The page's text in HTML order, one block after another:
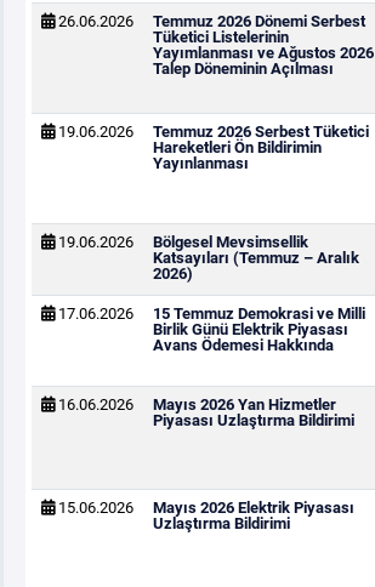
26.06.2026
Temmuz 2026 Dönemi Serbest
Tüketici Listelerinin
Yayımlanması ve Ağustos 2026
Talep Döneminin Açılması
19.06.2026
Temmuz 2026 Serbest Tüketici
Hareketleri Ön Bildirimin
Yayınlanması
19.06.2026
Bölgesel Mevsimsellik
Katsayıları (Temmuz – Aralık
2026)
17.06.2026
15 Temmuz Demokrasi ve Milli
Birlik Günü Elektrik Piyasası
Avans Ödemesi Hakkında
16.06.2026
Mayıs 2026 Yan Hizmetler
Piyasası Uzlaştırma Bildirimi
15.06.2026
Mayıs 2026 Elektrik Piyasası
Uzlaştırma Bildirimi